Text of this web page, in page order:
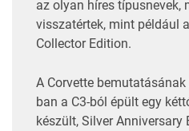
az olyan híres típusnevek,
visszatértek, mint például
Collector Edition.
A Corvette
ban a C3-ból épült egy
készült, Silver